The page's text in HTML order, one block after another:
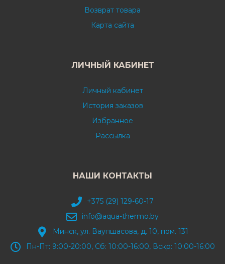
Возврат товара
Карта сайта
ЛИЧНЫЙ КАБИНЕТ
Личный кабинет
История заказов
Избранное
Рассылка
НАШИ КОНТАКТЫ
+375 (29) 129-60-17
info@aqua-thermo.by
Минск, ул. Ваупшасова, д. 10, пом. 131
Пн-Пт: 9:00-20:00, Сб: 10:00-16:00, Вскр: 10:00-16:00